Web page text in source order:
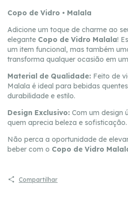
Copo de Vidro • Malala
Adicione um toque de charme ao
elegante Copo de Vidro Malala!
um item funcional, mas também
transforma qualquer ocasião em
Material de Qualidade: Feito de
Malala é ideal para bebidas
durabilidade e estilo.
Design Exclusivo: Com um design
quem aprecia beleza e sofisticação.
Não perca a oportunidade de
beber com o Copo de Vidro
Compartilhar